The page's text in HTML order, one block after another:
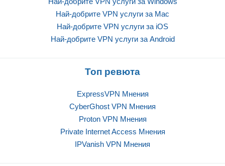
Най-добрите VPN услуги за Mac
Най-добрите VPN услуги за iOS
Най-добрите VPN услуги за Android
Топ ревюта
ExpressVPN Mнения
CyberGhost VPN Mнения
Proton VPN Mнения
Private Internet Access Mнения
IPVanish VPN Mнения